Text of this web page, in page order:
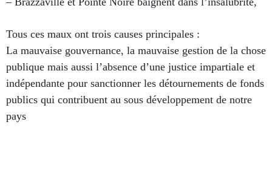
Tous ces maux ont trois causes principales :
La mauvaise gouvernance, la mauvaise gestion de la chose
publique mais aussi l’absence d’une justice impartiale et
indépendante pour sanctionner les détournements de fonds
publics qui contribuent au sous développement de notre
pays